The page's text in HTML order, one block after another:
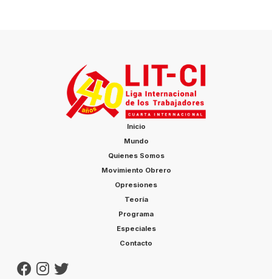
Inicio
Mundo
Quienes Somos
Movimiento Obrero
Opresiones
Teoría
Programa
Especiales
Contacto